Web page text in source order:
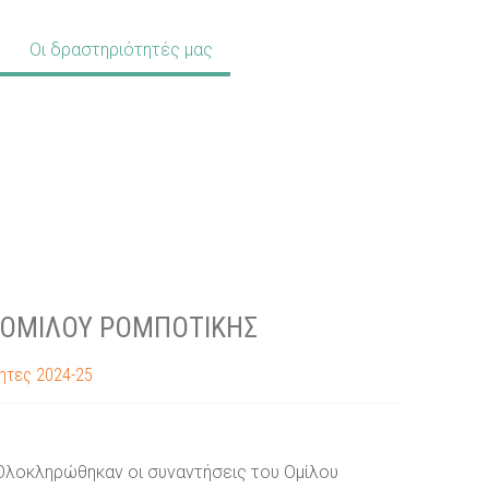
Οι δραστηριότητές μας
ΡΟΜΠΟΤΙΚΉΣ
2024-25
οι συναντήσεις του Ομίλου